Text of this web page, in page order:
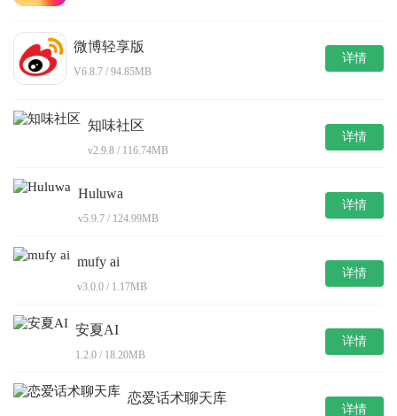
微博轻享版
V6.8.7 / 94.85MB
详情
知味社区
v2.9.8 / 116.74MB
详情
Huluwa
v5.9.7 / 124.99MB
详情
mufy ai
v3.0.0 / 1.17MB
详情
安夏AI
1.2.0 / 18.20MB
详情
恋爱话术聊天库
详情